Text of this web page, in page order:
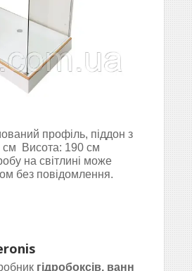
профіль, піддон з
см Висота: 190 см
на світлині може
без повідомлення.
гідробоксів, ванн